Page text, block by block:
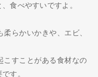
食べやすいですよ。
らかいかきや、エビ、
こすことがある食材なの
す。